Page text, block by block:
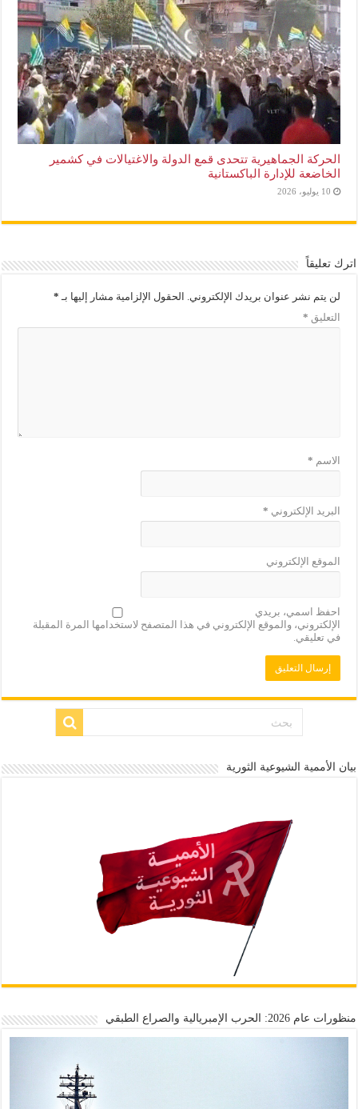
الحركة الجماهيرية تتحدى قمع الدولة والاغتيالات في كشمير
الخاضعة للإدارة الباكستانية
10 يوليو، 2026
اترك تعليقاً
لن يتم نشر عنوان بريدك الإلكتروني. الحقول الإلزامية مشار إليها بـ *
التعليق *
الاسم *
البريد الإلكتروني *
الموقع الإلكتروني
احفظ اسمي، بريدي
الإلكتروني، والموقع الإلكتروني في هذا المتصفح لاستخدامها المرة المقبلة
في تعليقي.
بيان الأممية الشيوعية الثورية
منظورات عام 2026: الحرب الإمبريالية والصراع الطبقي